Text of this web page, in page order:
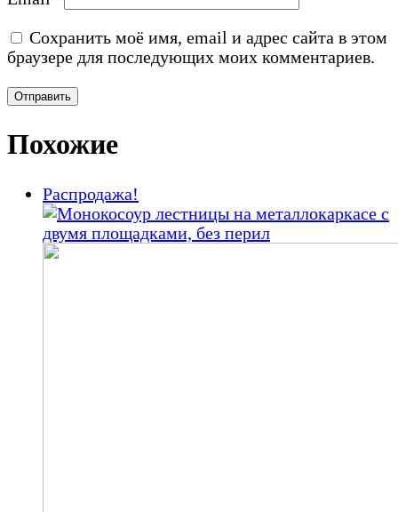
Сохранить моё имя, email и адрес сайта в этом
браузере для последующих моих комментариев.
Похожие
Распродажа!